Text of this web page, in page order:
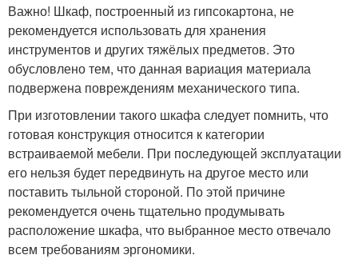
Важно! Шкаф, построенный из гипсокартона, не
рекомендуется использовать для хранения
инструментов и других тяжёлых предметов. Это
обусловлено тем, что данная вариация материала
подвержена повреждениям механического типа.
При изготовлении такого шкафа следует помнить, что
готовая конструкция относится к категории
встраиваемой мебели. При последующей эксплуатации
его нельзя будет передвинуть на другое место или
поставить тыльной стороной. По этой причине
рекомендуется очень тщательно продумывать
расположение шкафа, что выбранное место отвечало
всем требованиям эргономики.